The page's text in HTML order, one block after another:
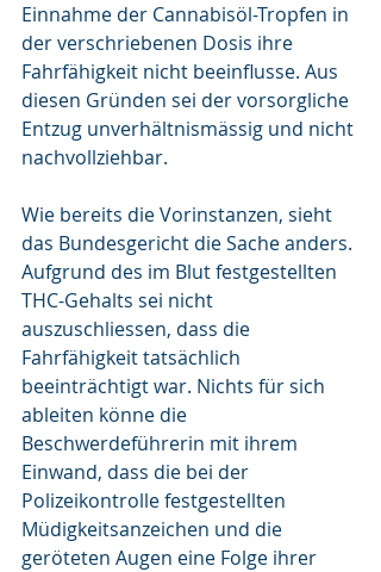
Einnahme der Cannabisöl-Tropfen in
der verschriebenen Dosis ihre
Fahrfähigkeit nicht beeinflusse. Aus
diesen Gründen sei der vorsorgliche
Entzug unverhältnismässig und nicht
nachvollziehbar.
Wie bereits die Vorinstanzen, sieht
das Bundesgericht die Sache anders.
Aufgrund des im Blut festgestellten
THC-Gehalts sei nicht
auszuschliessen, dass die
Fahrfähigkeit tatsächlich
beeinträchtigt war. Nichts für sich
ableiten könne die
Beschwerdeführerin mit ihrem
Einwand, dass die bei der
Polizeikontrolle festgestellten
Müdigkeitsanzeichen und die
geröteten Augen eine Folge ihrer